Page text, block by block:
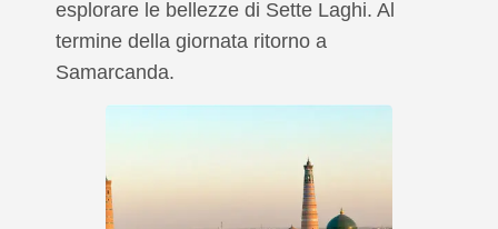
esplorare le bellezze di Sette Laghi. Al
termine della giornata ritorno a
Samarcanda.